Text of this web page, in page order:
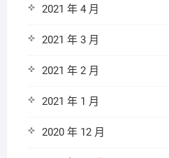
2021 年 4 月
2021 年 3 月
2021 年 2 月
2021 年 1 月
2020 年 12 月